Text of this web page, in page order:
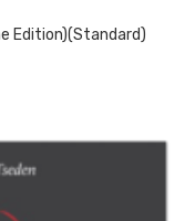
Edition)(Standard)